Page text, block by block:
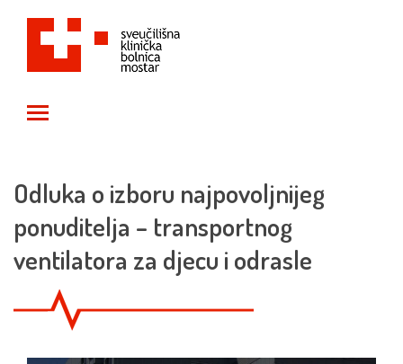
Odluka o izboru najpovoljnijeg
ponuditelja – transportnog
ventilatora za djecu i odrasle